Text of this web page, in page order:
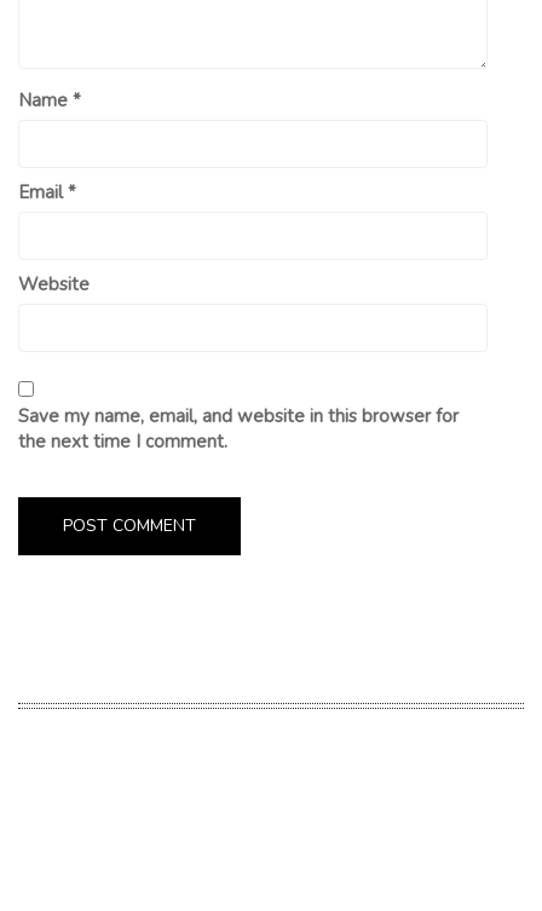
Name *
Email*
Website
Save my name, email, and website in this browser for
the next time I comment.